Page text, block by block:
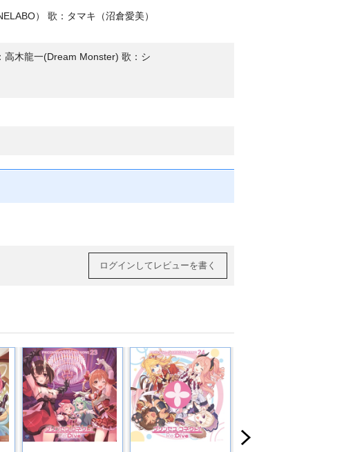
） 歌：タマキ（沼倉愛美）
木龍一(Dream Monster) 歌：シ
ログインしてレビューを書く